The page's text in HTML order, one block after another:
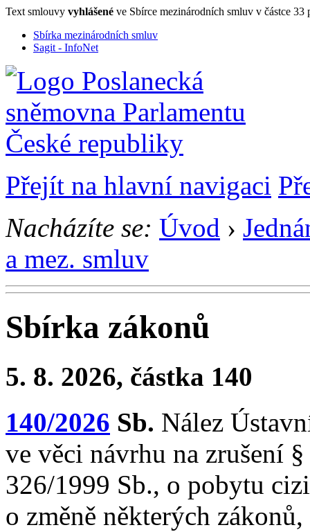
Text smlouvy vyhlášené ve Sbírce mezinárodních smluv v částce 33
Sbírka mezinárodních smluv
Sagit - InfoNet
Přejít na hlavní navigaci
Nacházíte se: Úvod ›
a mez. smluv
Sbírka zákonů
5. 8. 2026, částka 140
140/2026 Sb. Nález
ve věci návrhu na zrušení
326/1999 Sb., o pobytu
o změně některých